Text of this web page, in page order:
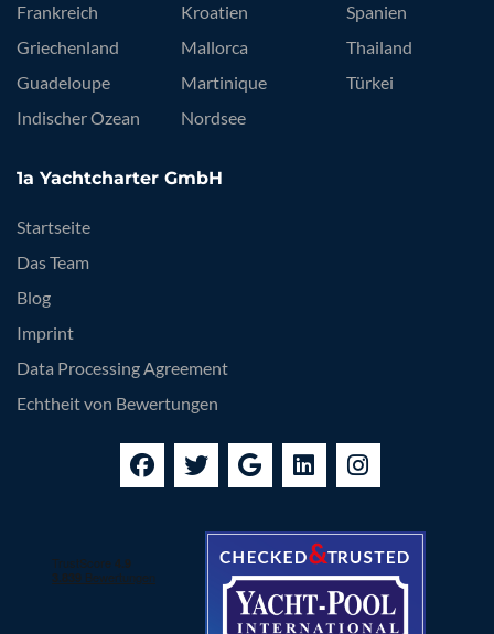
Frankreich
Griechenland
Guadeloupe
Indischer Ozean
Kroatien
Mallorca
Martinique
Nordsee
Spanien
Thailand
Türkei
1a Yachtcharter GmbH
Startseite
Das Team
Blog
Imprint
Data Processing Agreement
Echtheit von Bewertungen